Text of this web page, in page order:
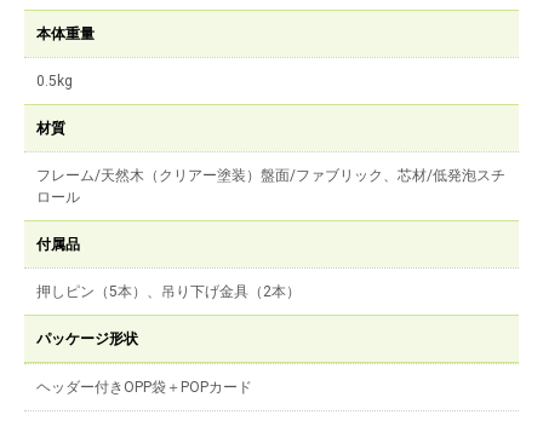
本体重量
0.5kg
材質
フレーム/天然木（クリアー塗装）盤面/ファブリック、芯材/低発泡スチ
ロール
付属品
押しピン（5本）、吊り下げ金具（2本）
パッケージ形状
ヘッダー付きOPP袋＋POPカード